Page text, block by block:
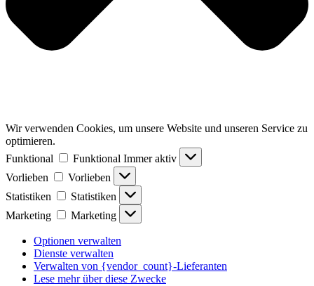
Wir verwenden Cookies, um unsere Website und unseren Service zu
optimieren.
Funktional
Funktional Immer aktiv
Vorlieben
Vorlieben
Statistiken
Statistiken
Marketing
Marketing
Optionen verwalten
Dienste verwalten
Verwalten von {vendor_count}-Lieferanten
Lese mehr über diese Zwecke